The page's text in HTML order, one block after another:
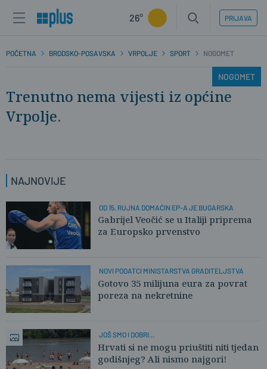
26° PRIJAVA
POČETNA BRODSKO-POSAVSKA VRPOLJE SPORT NOGOMET
NOGOMET
Trenutno nema vijesti iz općine
Vrpolje.
NAJNOVIJE
OD 15. RUJNA DOMAĆIN EP-A JE BUGARSKA
Gabrijel Veočić se u Italiji priprema
za Europsko prvenstvo
NOVI PODATCI MINISTARSTVA GRADITELJSTVA
Gotovo 35 milijuna eura za povrat
poreza na nekretnine
JOŠ SMO I DOBRI...
Hrvati si ne mogu priuštiti niti tjedan
godišnjeg? Ali nismo najgori!